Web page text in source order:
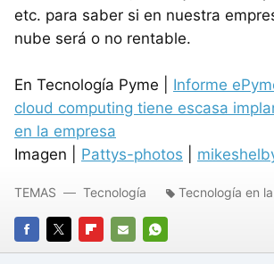
etc. para saber si en nuestra
nube será o no rentable.
En Tecnología Pyme | Informe
cloud computing tiene escasa
en la empresa
Imagen | Pattys-photos
FACEBOOK
TWITTERFLIPBOARD
E-
WHATSAPP
TEMAS Tecnología Tecnología en